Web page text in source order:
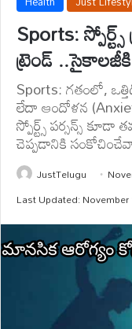
Sports:
ట్రెండ్
Sports: గతంలో,
లేదా ఆందోళన
స్పోర్ట్స్ పర్సన్స్
చెప్పడానికి
JustTelugu
Last Updated: November